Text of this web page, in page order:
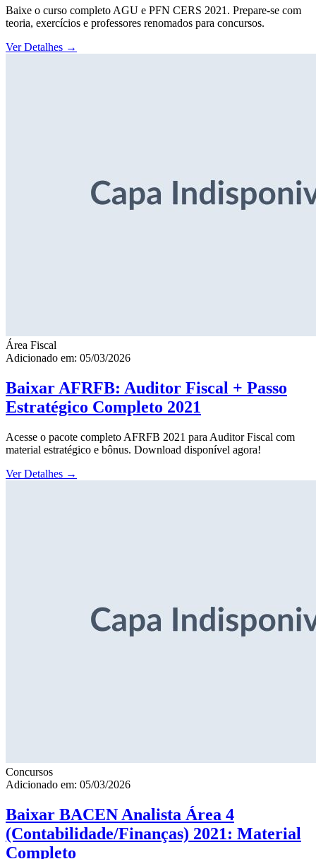
Baixe o curso completo AGU e PFN CERS 2021. Prepare-se com
teoria, exercícios e professores renomados para concursos.
Ver Detalhes →
Área Fiscal
Adicionado em: 05/03/2026
Baixar AFRFB: Auditor Fiscal + Passo
Estratégico Completo 2021
Acesse o pacote completo AFRFB 2021 para Auditor Fiscal com
material estratégico e bônus. Download disponível agora!
Ver Detalhes →
Concursos
Adicionado em: 05/03/2026
Baixar BACEN Analista Área 4
(Contabilidade/Finanças) 2021: Material
Completo